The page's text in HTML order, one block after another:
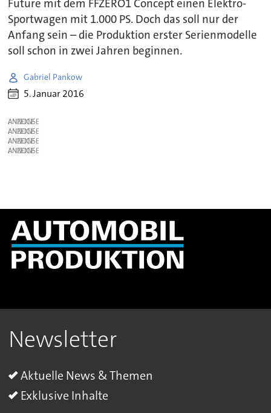
Future mit dem FFZERO1 Concept einen Elektro-
Sportwagen mit 1.000 PS. Doch das soll nur der
Anfang sein – die Produktion erster Serienmodelle
soll schon in zwei Jahren beginnen.
Gabriel Pankow
5. Januar 2016
ANZEIGE
ANZEIGE
ANZEIGE
ANZEIGE
Newsletter
Aktuelle News & Themen
Exklusive Inhalte